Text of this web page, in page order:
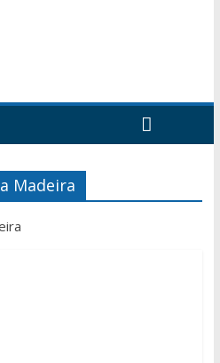
Madeira